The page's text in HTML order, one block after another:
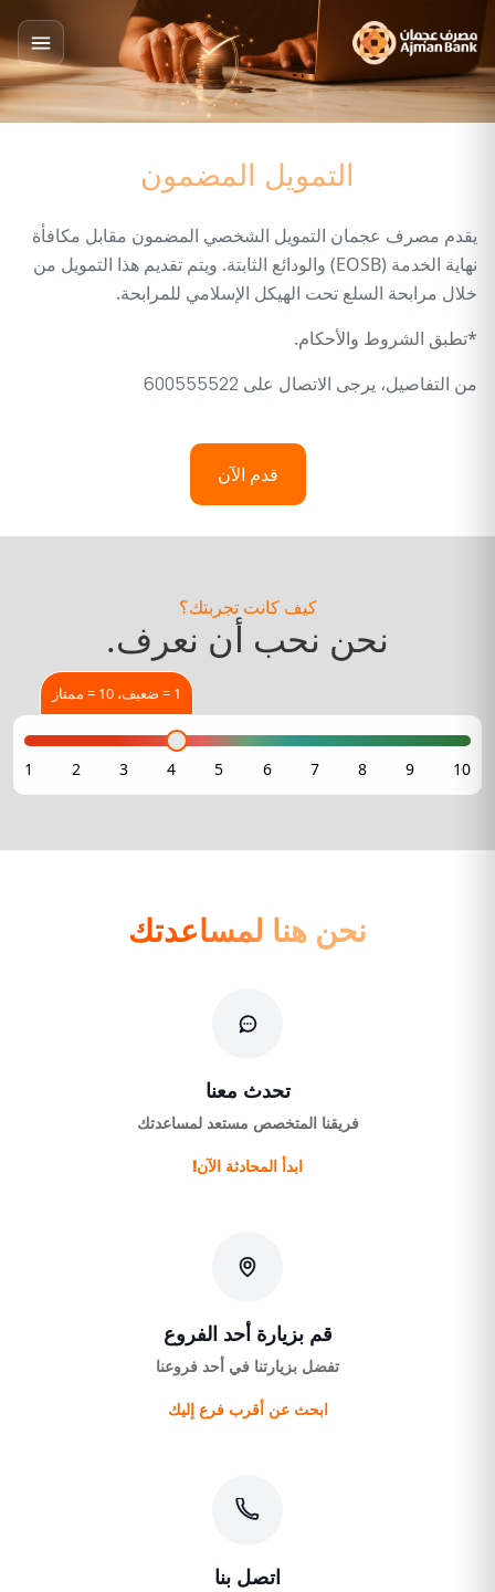
التمويل المضمون
يقدم مصرف عجمان التمويل الشخصي المضمون مقابل مكافأة
نهاية الخدمة (EOSB) والودائع الثابتة. ويتم تقديم هذا التمويل من
خلال مرابحة السلع تحت الهيكل الإسلامي للمرابحة.
*تطبق الشروط والأحكام.
من التفاصيل، يرجى الاتصال على 600555522
قدم الآن
كيف كانت تجربتك؟
نحن نحب أن نعرف.
1 = ضعيف، 10 = ممتاز
نحن هنا لمساعدتك
تحدث معنا
فريقنا المتخصص مستعد لمساعدتك
ابدأ المحادثة الآن!
قم بزيارة أحد الفروع
تفضل بزيارتنا في أحد فروعنا
ابحث عن أقرب فرع إليك
اتصل بنا